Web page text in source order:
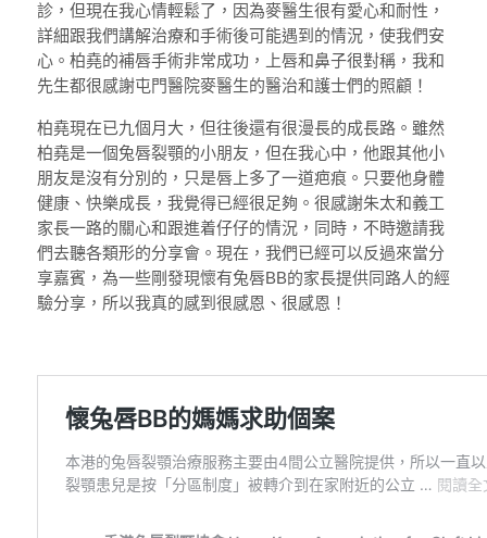
診，但現在我心情輕鬆了，因為麥醫生很有愛心和耐性，
詳細跟我們講解治療和手術後可能遇到的情況，使我們安
心。柏堯的補唇手術非常成功，上唇和鼻子很對稱，我和
先生都很感謝屯門醫院麥醫生的醫治和護士們的照顧！
柏堯現在已九個月大，但往後還有很漫長的成長路。雖然
柏堯是一個兔唇裂顎的小朋友，但在我心中，他跟其他小
朋友是沒有分別的，只是唇上多了一道疤痕。只要他身體
健康、快樂成長，我覺得已經很足夠。很感謝朱太和義工
家長一路的關心和跟進着仔仔的情況，同時，不時邀請我
們去聽各類形的分享會。現在，我們已經可以反過來當分
享嘉賓，為一些剛發現懷有兔唇BB的家長提供同路人的經
驗分享，所以我真的感到很感恩、很感恩！